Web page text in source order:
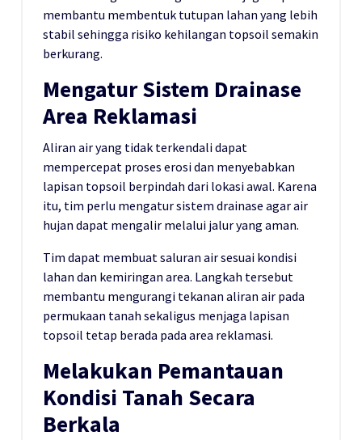
membantu membentuk tutupan lahan yang lebih
stabil sehingga risiko kehilangan topsoil semakin
berkurang.
Mengatur Sistem Drainase
Area Reklamasi
Aliran air yang tidak terkendali dapat
mempercepat proses erosi dan menyebabkan
lapisan topsoil berpindah dari lokasi awal. Karena
itu, tim perlu mengatur sistem drainase agar air
hujan dapat mengalir melalui jalur yang aman.
Tim dapat membuat saluran air sesuai kondisi
lahan dan kemiringan area. Langkah tersebut
membantu mengurangi tekanan aliran air pada
permukaan tanah sekaligus menjaga lapisan
topsoil tetap berada pada area reklamasi.
Melakukan Pemantauan
Kondisi Tanah Secara
Berkala